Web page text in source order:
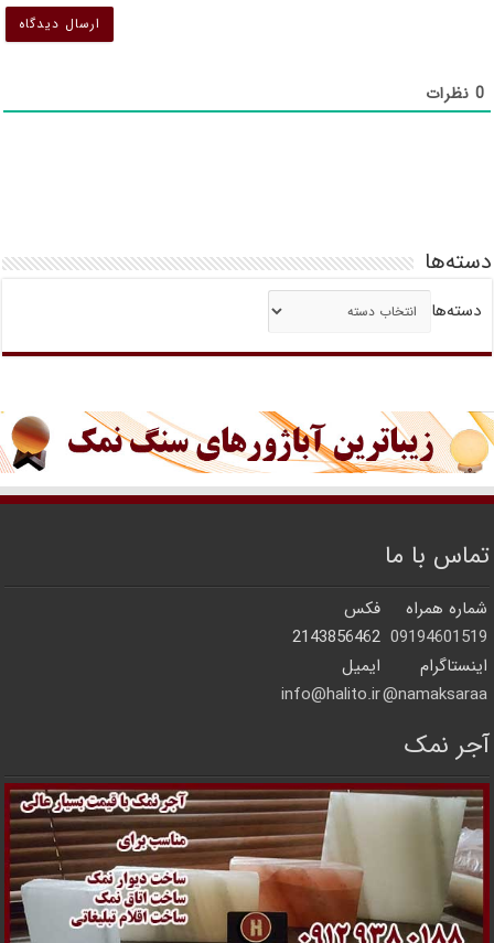
0 نظرات
دسته‌ها
دسته‌ها
تماس با ما
شماره همراه
فکس
09194601519
2143856462
اینستاگرام
ایمیل
namaksaraa@
info@halito.ir
آجر نمک